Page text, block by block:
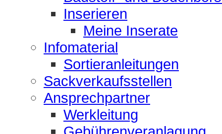
Inserieren
Meine Inserate
Infomaterial
Sortieranleitungen
Sackverkaufsstellen
Ansprechpartner
Werkleitung